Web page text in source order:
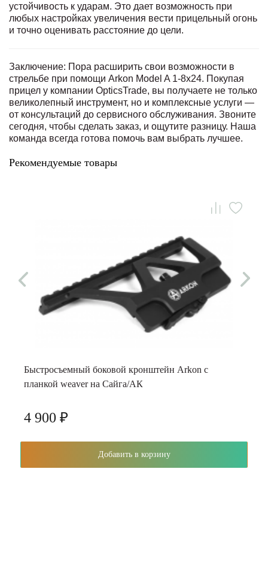
устойчивость к ударам. Это дает возможность при
любых настройках увеличения вести прицельный огонь
и точно оценивать расстояние до цели.
Заключение: Пора расширить свои возможности в
стрельбе при помощи Arkon Model A 1-8x24. Покупая
прицел у компании OpticsTrade, вы получаете не только
великолепный инструмент, но и комплексные услуги —
от консультаций до сервисного обслуживания. Звоните
сегодня, чтобы сделать заказ, и ощутите разницу. Наша
команда всегда готова помочь вам выбрать лучшее.
Рекомендуемые товары
Быстросъемный боковой кронштейн Arkon с
планкой weaver на Сайга/АК
4 900 ₽
Добавить в корзину